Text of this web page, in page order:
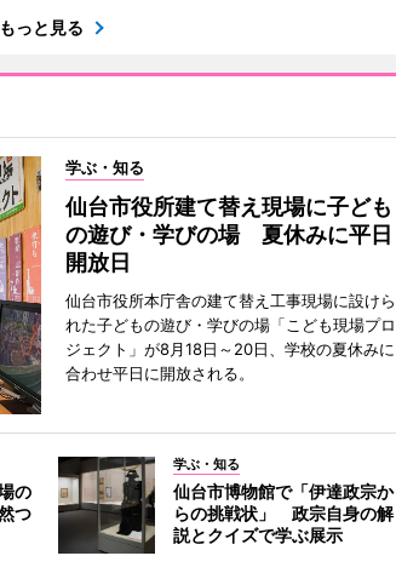
もっと見る
学ぶ・知る
仙台市役所建て替え現場に子ども
の遊び・学びの場 夏休みに平日
開放日
仙台市役所本庁舎の建て替え工事現場に設けら
れた子どもの遊び・学びの場「こども現場プロ
ジェクト」が8月18日～20日、学校の夏休みに
合わせ平日に開放される。
の
つ
学ぶ・知る
仙台市博物館で「伊達政宗か
らの挑戦状」 政宗自身の解
説とクイズで学ぶ展示